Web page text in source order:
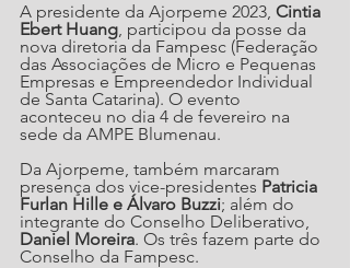
A presidente da Ajorpeme 2023, Cintia
Ebert Huang, participou da posse da
nova diretoria da Fampesc (Federação
das Associações de Micro e Pequenas
Empresas e Empreendedor Individual
de Santa Catarina). O evento
aconteceu no dia 4 de fevereiro na
sede da AMPE Blumenau.
Da Ajorpeme, também marcaram
presença dos vice-presidentes Patricia
Furlan Hille e Álvaro Buzzi; além do
integrante do Conselho Deliberativo,
Daniel Moreira. Os três fazem parte do
Conselho da Fampesc.